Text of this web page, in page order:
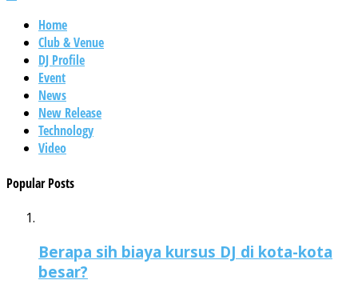
Home
Club & Venue
DJ Profile
Event
News
New Release
Technology
Video
Popular Posts
Berapa sih biaya kursus DJ di kota-kota
besar?